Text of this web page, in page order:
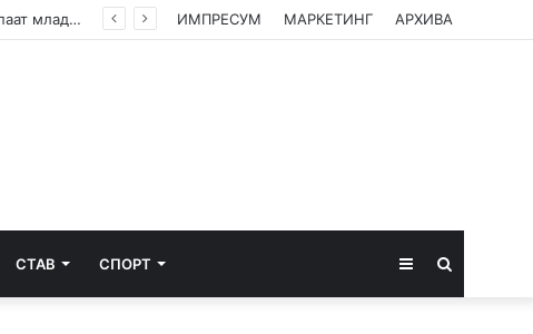
(Видео) Во Ново Село Организираната криминална група прати насилници да ги тепаат младите – затоа што се плашат од вистината ИМПРЕСУМ МАРКЕТИНГ АРХИВА
СТАВ СПОРТ Sidebar